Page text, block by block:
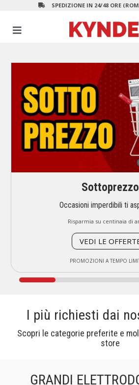
SPEDIZIONE IN 24/48 ORE
Sottoprezzo
Occasioni imperdibili ti
Risparmia su centinaia di
VEDI LE
PROMOZIONI A TEMPO
Installazione
Zero pensieri, chiavi in
Dalla scelta al montaggio,
SCOPRI ORA
SERVIZIO DISPONIBILE PER ROMA
SCOPRI COME
SCOPRI ORA
SCOPRI ORA
I più richiesti dai
Scopri le categorie preferite e
store
GRANDI